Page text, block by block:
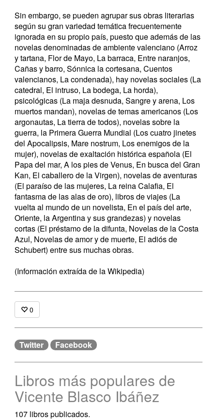
Sin embargo, se pueden agrupar sus obras literarias
según su gran variedad temática frecuentemente
ignorada en su propio país, puesto que además de las
novelas denominadas de ambiente valenciano (Arroz
y tartana, Flor de Mayo, La barraca, Entre naranjos,
Cañas y barro, Sónnica la cortesana, Cuentos
valencianos, La condenada), hay novelas sociales (La
catedral, El intruso, La bodega, La horda),
psicológicas (La maja desnuda, Sangre y arena, Los
muertos mandan), novelas de temas americanos (Los
argonautas, La tierra de todos), novelas sobre la
guerra, la Primera Guerra Mundial (Los cuatro jinetes
del Apocalipsis, Mare nostrum, Los enemigos de la
mujer), novelas de exaltación histórica española (El
Papa del mar, A los pies de Venus, En busca del Gran
Kan, El caballero de la Virgen), novelas de aventuras
(El paraíso de las mujeres, La reina Calafia, El
fantasma de las alas de oro), libros de viajes (La
vuelta al mundo de un novelista, En el país del arte,
Oriente, la Argentina y sus grandezas) y novelas
cortas (El préstamo de la difunta, Novelas de la Costa
Azul, Novelas de amor y de muerte, El adiós de
Schubert) entre sus muchas obras.
(Información extraída de la Wikipedia)
0
Twitter Facebook
Libros más populares de
Vicente Blasco Ibáñez
107 libros publicados.